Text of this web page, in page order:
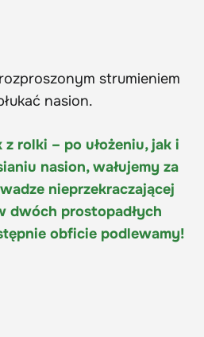
strumieniem
nasion.
rolki – po ułożeniu, jak i
nasion, wałujemy za
nieprzekraczającej
dwóch prostopadłych
obficie podlewamy!